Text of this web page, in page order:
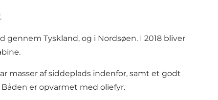
gennem Tyskland, og i Nordsøen. I 2018 bliver
masser af siddeplads indenfor, samt et godt
er opvarmet med oliefyr.